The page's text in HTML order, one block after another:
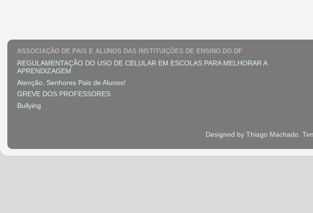
ASSOCIAÇÃO DE PAIS E ALUNOS DAS INSTITUIÇÕES DE ENSINO DO DF
REGULAMENTAÇÃO DO USO DE CELULAR EM ESCOLAS PARA MELHORAR A
APRENDIZAGEM
Atenção, Senhores Pais de Alunos!
GREVE DOS PROFESSORES
Bullying
Designed by Thiago Machado.